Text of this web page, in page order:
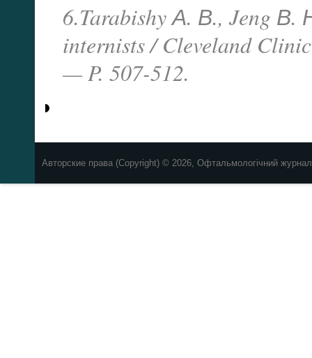
6.Tarabishy А. В., Jeng В.
internists / Cleveland
— P. 507-512.
Авторские права (Copyright) © 2026, Офтальмологічний